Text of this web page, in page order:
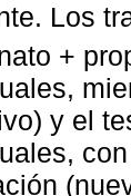
Los
+
y el